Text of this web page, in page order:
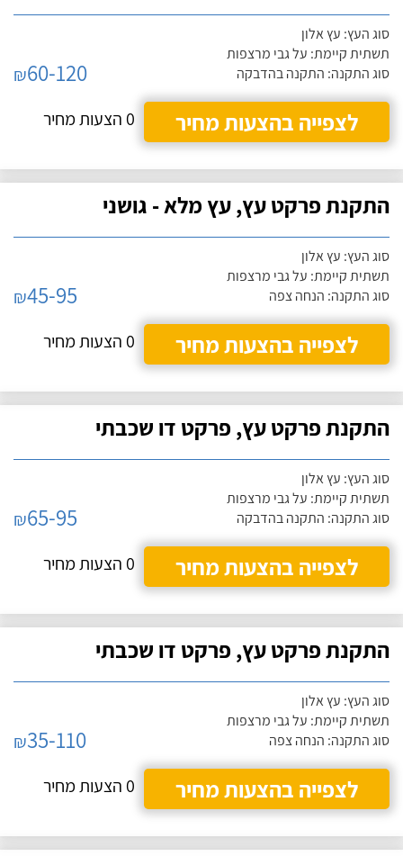
סוג העץ: עץ אלון
תשתית קיימת: על גבי מרצפות
סוג התקנה: התקנה בהדבקה
₪60-120
לצפייה בהצעות מחיר
0 הצעות מחיר
התקנת פרקט עץ, עץ מלא - גושני
סוג העץ: עץ אלון
תשתית קיימת: על גבי מרצפות
סוג התקנה: הנחה צפה
₪45-95
לצפייה בהצעות מחיר
0 הצעות מחיר
התקנת פרקט עץ, פרקט דו שכבתי
סוג העץ: עץ אלון
תשתית קיימת: על גבי מרצפות
סוג התקנה: התקנה בהדבקה
₪65-95
לצפייה בהצעות מחיר
0 הצעות מחיר
התקנת פרקט עץ, פרקט דו שכבתי
סוג העץ: עץ אלון
תשתית קיימת: על גבי מרצפות
סוג התקנה: הנחה צפה
₪35-110
לצפייה בהצעות מחיר
0 הצעות מחיר